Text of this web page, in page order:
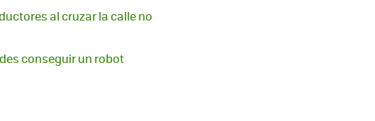
al cruzar la calle no
conseguir un robot